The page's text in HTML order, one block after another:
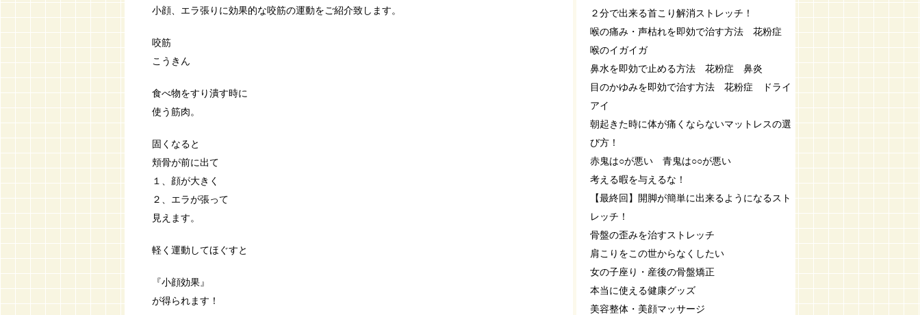
小顔、エラ張りに効果的な咬筋の運動をご紹介致します。
咬筋
こうきん
食べ物をすり潰す時に
使う筋肉。
固くなると
頬骨が前に出て
１、顔が大きく
２、エラが張って
見えます。
軽く運動してほぐすと
『小顔効果』
が得られます！
２分で出来る首こり解消ストレッチ！
喉の痛み・声枯れを即効で治す方法 花粉症
喉のイガイガ
鼻水を即効で止める方法 花粉症 鼻炎
目のかゆみを即効で治す方法 花粉症 ドライ
アイ
朝起きた時に体が痛くならないマットレスの選
び方！
赤鬼は○が悪い 青鬼は○○が悪い
考える暇を与えるな！
【最終回】開脚が簡単に出来るようになるスト
レッチ！
骨盤の歪みを治すストレッチ
肩こりをこの世からなくしたい
女の子座り・産後の骨盤矯正
本当に使える健康グッズ
美容整体・美顔マッサージ